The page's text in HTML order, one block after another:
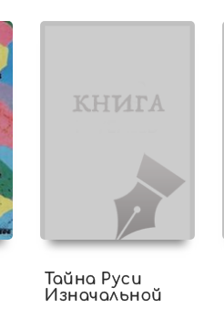
Тайна Руси
Изначальной